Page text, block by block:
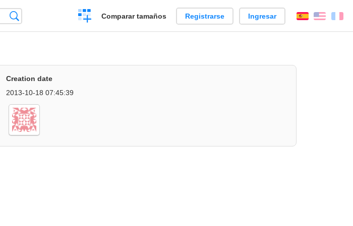
Crear
una
Comparar tamaños Registrarse Ingresar EspañolEnglish
Creation date
2013-10-18 07:45:39